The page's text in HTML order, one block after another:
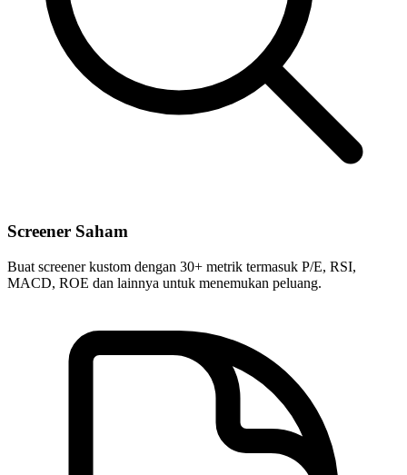
Screener Saham
Buat screener kustom dengan 30+ metrik termasuk P/E, RSI,
MACD, ROE dan lainnya untuk menemukan peluang.